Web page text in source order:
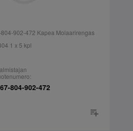
902-472 Kapea Molaarirengas
1 x 5 kpl
804-902-472